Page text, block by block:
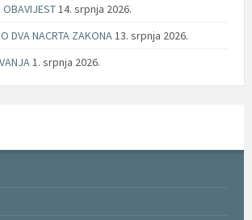
OBAVIJEST14. srpnja 2026.
DVA NACRTA ZAKONA13. srpnja 2026.
1. srpnja 2026.